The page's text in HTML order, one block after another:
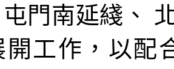
門南延綫、
開工作，以配